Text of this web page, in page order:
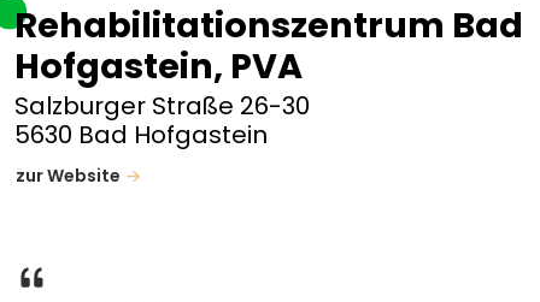
Rehabilitationszentrum Bad
Hofgastein, PVA
Salzburger Straße 26-30
5630 Bad Hofgastein
zur Website